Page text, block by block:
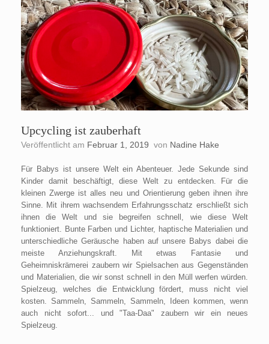
Upcycling ist zauberhaft
Veröffentlicht am Februar 1, 2019 von Nadine Hake
Für Babys ist unsere Welt ein Abenteuer. Jede Sekunde sind
Kinder damit beschäftigt, diese Welt zu entdecken. Für die
kleinen Zwerge ist alles neu und Orientierung geben ihnen ihre
Sinne. Mit ihrem wachsendem Erfahrungsschatz erschließt sich
ihnen die Welt und sie begreifen schnell, wie diese Welt
funktioniert. Bunte Farben und Lichter, haptische Materialien und
unterschiedliche Geräusche haben auf unsere Babys dabei die
meiste Anziehungskraft. Mit etwas Fantasie und
Geheimniskrämerei zaubern wir Spielsachen aus Gegenständen
und Materialien, die wir sonst schnell in den Müll werfen würden.
Spielzeug, welches die Entwicklung fördert, muss nicht viel
kosten. Sammeln, Sammeln, Sammeln, Ideen kommen, wenn
auch nicht sofort... und "Taa-Daa" zaubern wir ein neues
Spielzeug.